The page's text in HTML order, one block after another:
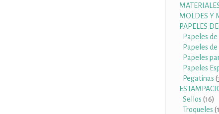
MOLDES Y
PAPELES
Papeles de
Papeles
Papeles
Papeles
Pegatinas
Sellos 1616
Troqueles